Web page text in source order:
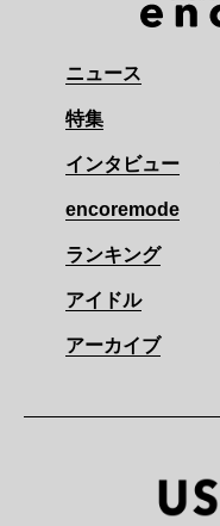
ニュース
特集
インタビュー
encoremode
ランキング
アイドル
アーカイブ